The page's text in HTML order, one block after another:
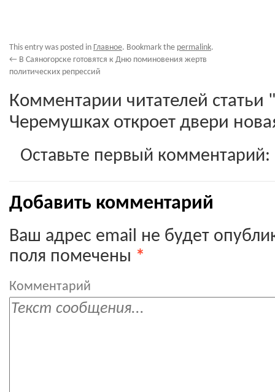
This entry was posted in Главное. Bookmark the permalink.
← В Саяногорске готовятся к Дню поминовения жертв
политических репрессий
Комментарии читателей статьи
Черемушках откроет двери
Оставьте первый комментарий:
Добавить комментарий
Ваш адрес email не будет
поля помечены *
Комментарий